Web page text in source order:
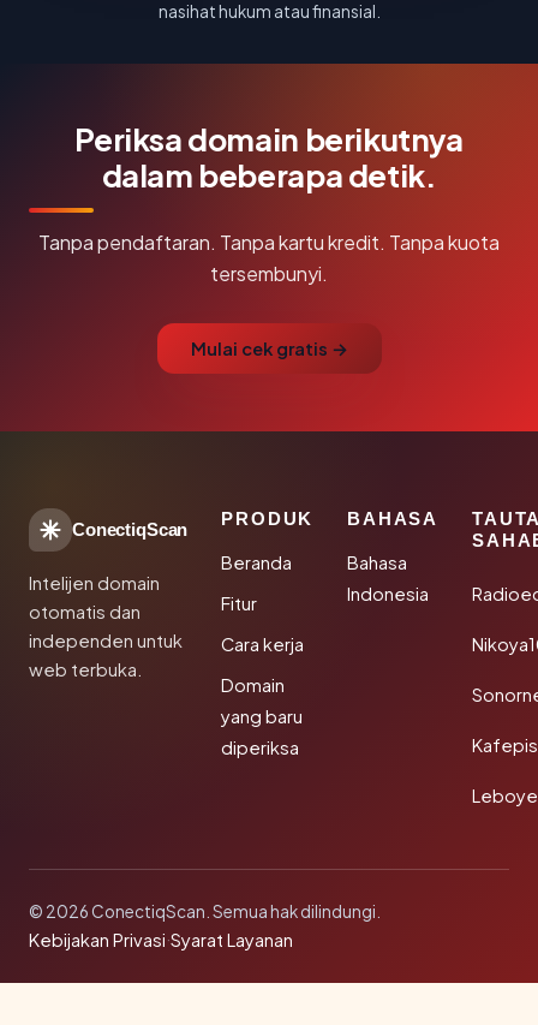
nasihat hukum atau finansial.
Periksa domain berikutnya
dalam beberapa detik.
Tanpa pendaftaran. Tanpa kartu kredit. Tanpa kuota
tersembunyi.
Mulai cek gratis →
ConectiqScan
Intelijen domain
otomatis dan
independen untuk
web terbuka.
PRODUK
Beranda
Fitur
Cara kerja
Domain
yang baru
diperiksa
BAHASA
Bahasa
Indonesia
© 2026 ConectiqScan. Semua hak dilindungi.
Kebijakan Privasi·Syarat Layanan